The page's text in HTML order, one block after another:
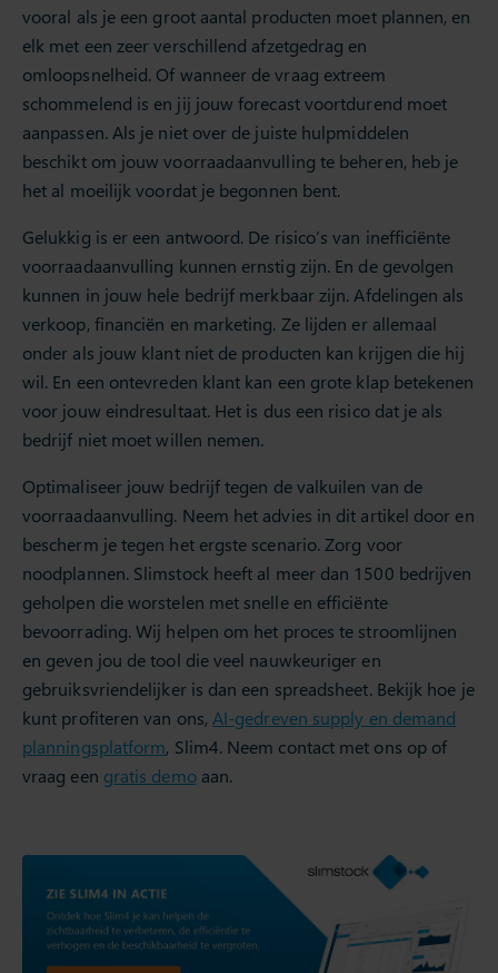
vooral als je een groot aantal producten moet plannen, en
elk met een zeer verschillend afzetgedrag en
omloopsnelheid. Of wanneer de vraag extreem
schommelend is en jij jouw forecast voortdurend moet
aanpassen. Als je niet over de juiste hulpmiddelen
beschikt om jouw voorraadaanvulling te beheren, heb je
het al moeilijk voordat je begonnen bent.
Gelukkig is er een antwoord. De risico’s van inefficiënte
voorraadaanvulling kunnen ernstig zijn. En de gevolgen
kunnen in jouw hele bedrijf merkbaar zijn. Afdelingen als
verkoop, financiën en marketing. Ze lijden er allemaal
onder als jouw klant niet de producten kan krijgen die hij
wil. En een ontevreden klant kan een grote klap betekenen
voor jouw eindresultaat. Het is dus een risico dat je als
bedrijf niet moet willen nemen.
Optimaliseer jouw bedrijf tegen de valkuilen van de
voorraadaanvulling. Neem het advies in dit artikel door en
bescherm je tegen het ergste scenario. Zorg voor
noodplannen. Slimstock heeft al meer dan 1500 bedrijven
geholpen die worstelen met snelle en efficiënte
bevoorrading. Wij helpen om het proces te stroomlijnen
en geven jou de tool die veel nauwkeuriger en
gebruiksvriendelijker is dan een spreadsheet. Bekijk hoe je
kunt profiteren van ons, AI-gedreven supply en demand
planningsplatform, Slim4. Neem contact met ons op of
vraag een gratis demoaan.